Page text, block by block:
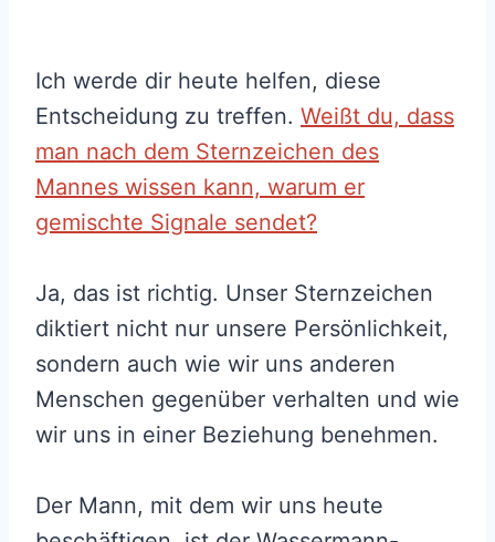
Ich werde dir heute helfen, diese
Entscheidung zu treffen. Weißt du, dass
man nach dem Sternzeichen des
Mannes wissen kann, warum er
gemischte Signale sendet?
Ja, das ist richtig. Unser Sternzeichen
diktiert nicht nur unsere Persönlichkeit,
sondern auch wie wir uns anderen
Menschen gegenüber verhalten und wie
wir uns in einer Beziehung benehmen.
Der Mann, mit dem wir uns heute